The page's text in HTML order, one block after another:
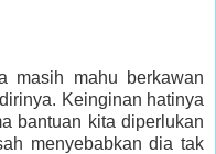
masih mahu berkawan
Keinginan hatinya
bantuan kita diperlukan
menyebabkan dia tak